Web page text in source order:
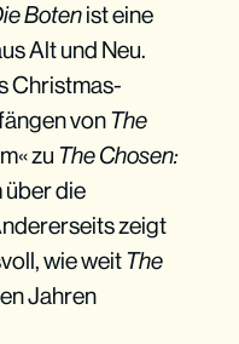
Botenist eine
Alt und Neu.
Christmas-
vonThe
zu The Chosen:
über die
zeigt
wie weitThe
Jahren